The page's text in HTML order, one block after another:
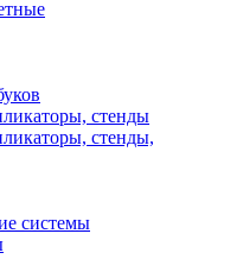
стенды
стенды,
системы